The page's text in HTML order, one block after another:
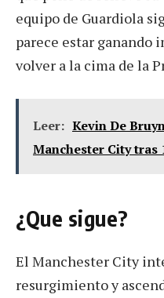
equipo de Guardiola
parece estar ganando
volver a la cima de la
Leer: Kevin De
Manchester City tras
¿Que sigue?
El Manchester City
resurgimiento y